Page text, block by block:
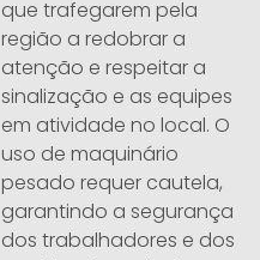
que trafegarem pela
região a redobrar a
atenção e respeitar a
sinalização e as equipes
em atividade no local. O
uso de maquinário
pesado requer cautela,
garantindo a segurança
dos trabalhadores e dos